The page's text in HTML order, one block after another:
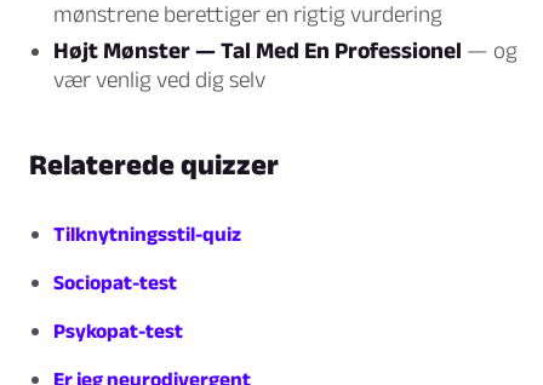
mønstrene berettiger en rigtig vurdering
Højt Mønster — Tal Med En Professionel — og
vær venlig ved dig selv
Relaterede quizzer
Tilknytningsstil-quiz
Sociopat-test
Psykopat-test
Er jeg neurodivergent